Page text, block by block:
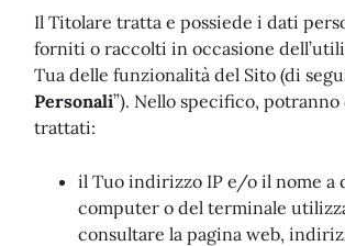
Il Titolare tratta e possiede i dati
forniti o raccolti in occasione
Tua delle funzionalità del Sito (di
Personali”). Nello specifico, potranno
trattati:
il Tuo indirizzo IP e/o il nome a
computer o del terminale
consultare la pagina web,